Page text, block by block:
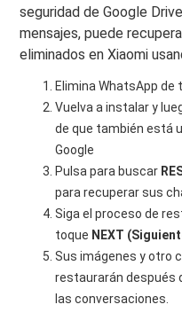
seguridad de Google
mensajes, puede
eliminados en Xiaomi
Elimina WhatsApp de
Vuelva a instalar y
de que también está
Google
Pulsa para buscar
para recuperar sus
Siga el proceso de
toque NEXT
Sus imágenes y otro
restaurarán después
las conversaciones.